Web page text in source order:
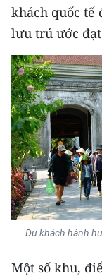
54 DÂN TỘC
CHƯƠNG
MỘT SẢN PHẨM
RADIO
MEDIA CENTER
E-Magazine
Video
khách quốc tế
lưu trú ước
Du khách hành
Một số khu,